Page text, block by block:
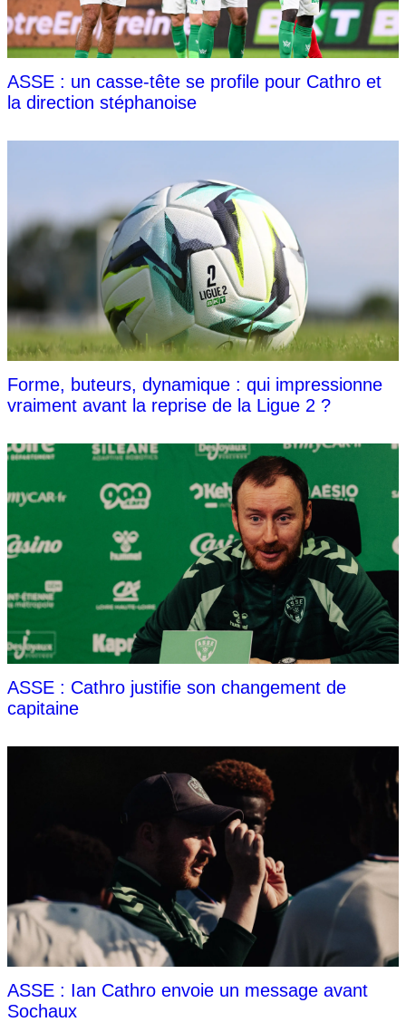
ASSE : un casse-tête se profile pour Cathro et
la direction stéphanoise
Forme, buteurs, dynamique : qui impressionne
vraiment avant la reprise de la Ligue 2 ?
ASSE : Cathro justifie son changement de
capitaine
ASSE : Ian Cathro envoie un message avant
Sochaux